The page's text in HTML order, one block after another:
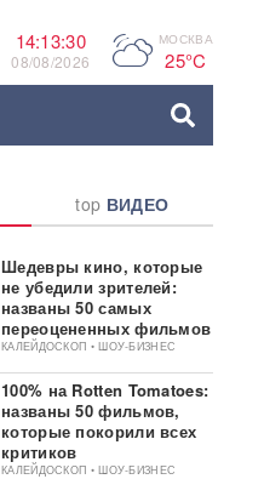
14:13:31
08/08/2026 P МОСКВА
25°C
top ВИДЕО
Шедевры кино, которые
не убедили зрителей:
названы 50 самых
переоцененных фильмов
КАЛЕЙДОСКОП • ШОУ-БИЗНЕС
100% на Rotten Tomatoes:
названы 50 фильмов,
которые покорили всех
критиков
КАЛЕЙДОСКОП • ШОУ-БИЗНЕС